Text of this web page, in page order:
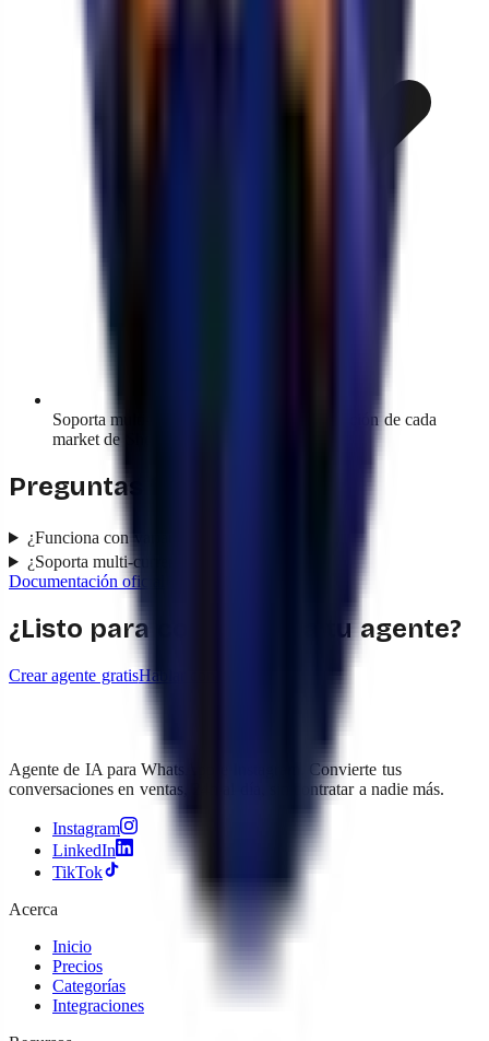
Soporta multi-moneda: respeta la configuración de cada
market de Shopify Markets.
Preguntas frecuentes
¿Funciona con variantes (talla, color)?
¿Soporta multi-currency?
Documentación oficial
¿Listo para conectarla a tu agente?
Crear agente gratisHablar con ventas
Agente de IA para WhatsApp e Instagram. Convierte tus
conversaciones en ventas, 24h al día, sin contratar a nadie más.
Instagram
LinkedIn
TikTok
Acerca
Inicio
Precios
Categorías
Integraciones